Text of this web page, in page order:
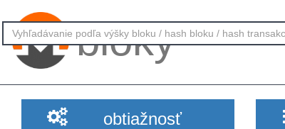
bloky
obtiažnosť